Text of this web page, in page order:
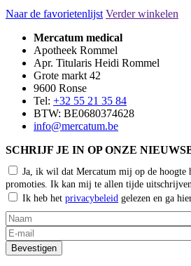
Naar de favorietenlijst Verder winkelen
Mercatum medical
Apotheek Rommel
Apr. Titularis Heidi Rommel
Grote markt 42
9600 Ronse
Tel: +32 55 21 35 84
BTW: BE0680374628
info@mercatum.be
SCHRIJF JE IN OP ONZE
Ja, ik wil dat Mercatum mij op de hoogte
promoties. Ik kan mij te allen tijde
Ik heb het privacybeleid gelezen en ga